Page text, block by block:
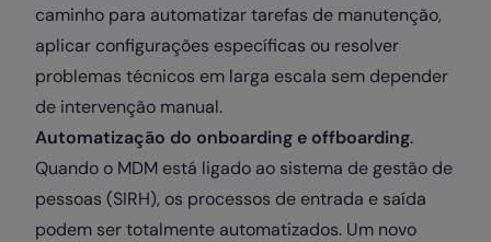
caminho para automatizar tarefas de manutenção,
aplicar configurações específicas ou resolver
problemas técnicos em larga escala sem depender
de intervenção manual.
Automatização do onboarding e offboarding.
Quando o MDM está ligado ao sistema de gestão de
pessoas (SIRH), os processos de entrada e saída
podem ser totalmente automatizados. Um novo